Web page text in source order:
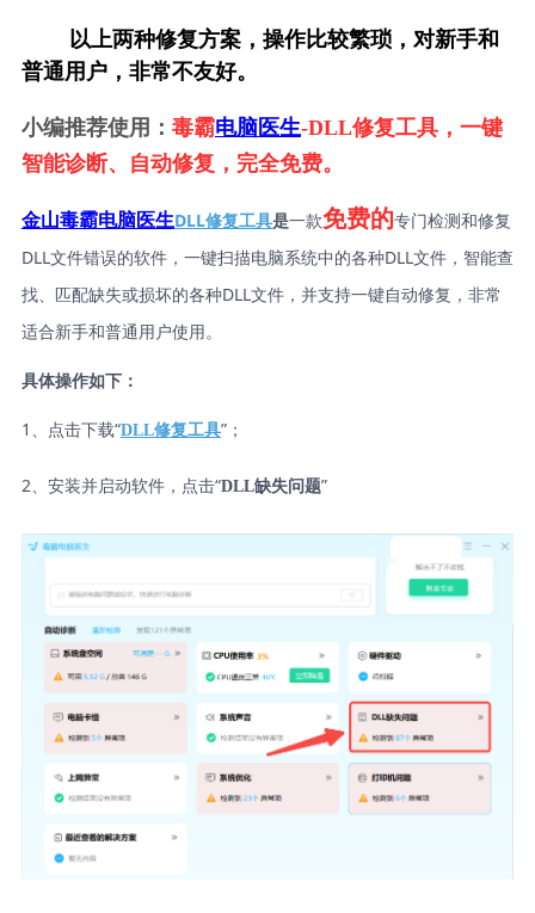
以上两种修复方案，操作比较繁琐，对新手和
普通用户，非常不友好。
小编推荐使用： 毒霸电脑医生-DLL修复工具，一键
智能诊断、自动修复，完全免费。
金山毒霸电脑医生DLL修复工具是一款免费的专门检测和修复
DLL文件错误的软件，一键扫描电脑系统中的各种DLL文件，智能查
找、匹配缺失或损坏的各种DLL文件，并支持一键自动修复，非常
适合新手和普通用户使用。
具体操作如下：
1、点击下载“DLL修复工具”；
2、安装并启动软件，点击“DLL缺失问题”